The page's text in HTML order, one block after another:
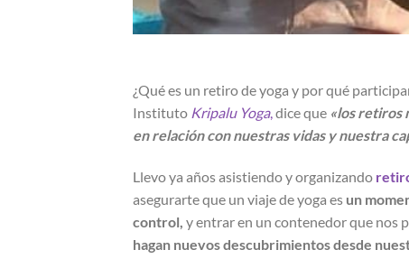
¿Qué es un retiro de yoga y por qué
Instituto Kripalu Yoga,dice que «los retiros
en relación con nuestras vidas y nuestra
Llevo ya años asistiendo y organizando
asegurarte que un viaje de yoga es un
control, y entrar en un contenedor que nos
hagan nuevos descubrimientos desde